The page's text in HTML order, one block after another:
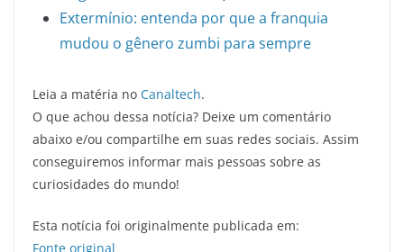
Extermínio: entenda por que a franquia
mudou o gênero zumbi para sempre
Leia a matéria no Canaltech.
O que achou dessa notícia? Deixe um comentário
abaixo e/ou compartilhe em suas redes sociais. Assim
conseguiremos informar mais pessoas sobre as
curiosidades do mundo!
Esta notícia foi originalmente publicada em:
Fonte original